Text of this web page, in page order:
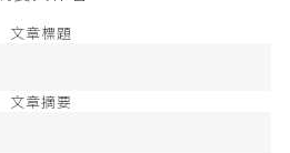
文章標題
文章摘要